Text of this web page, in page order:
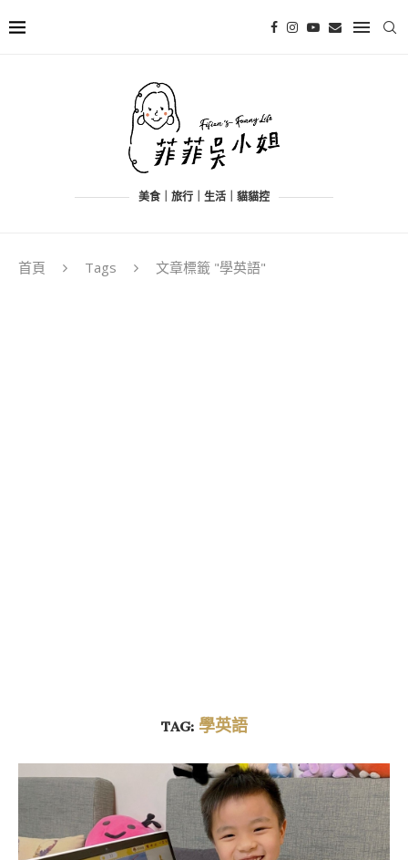
美食｜旅行｜生活｜貓貓控
首頁 Tags 文章標籤 "學英語"
TAG:學英語